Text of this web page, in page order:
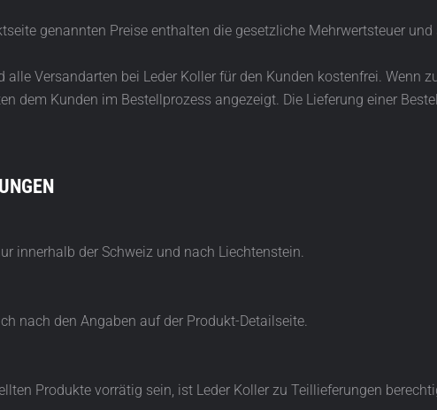
genannten Preise enthalten die gesetzliche Mehrwertsteuer
alle Versandarten bei Leder Koller für den Kunden kostenfrei. Wenn
dem Kunden im Bestellprozess angezeigt. Die Lieferung einer
innerhalb der Schweiz und nach Liechtenstein.
nach den Angaben auf der Produkt-Detailseite.
Produkte vorrätig sein, ist Leder Koller zu Teillieferungen